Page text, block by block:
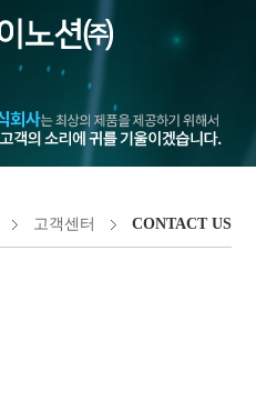
고객센터 CONTACT US